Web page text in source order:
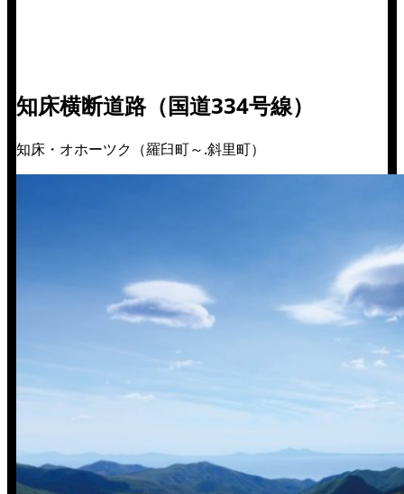
知床横断道路（国道334号線）
知床・オホーツク（羅臼町～.斜里町）